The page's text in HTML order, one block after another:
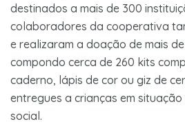
destinados a mais de 300
colaboradores da cooperativa
e realizaram a doação de mais
compondo cerca de 260 kits
caderno, lápis de cor ou giz de
entregues a crianças em
social.